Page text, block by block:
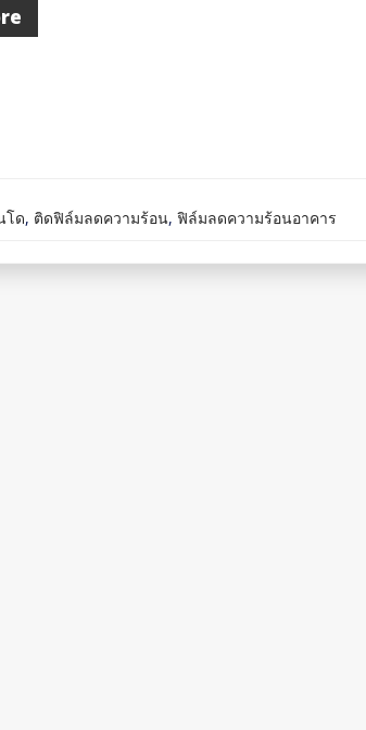
โด, ติดฟิล์มลดความร้อน, ฟิล์มลดความร้อนอาคาร